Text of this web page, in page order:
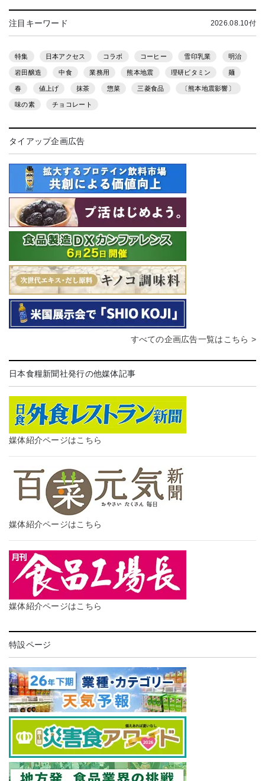
注目キーワード 2026.08.10付
特集 日本アクセス コラボ コーヒー 雪印乳業 明治
岩田醸造 中食 業務用 熊本地震 理研ビタミン 麺
春 値上げ 抹茶 惣菜 三菱食品 〔熊本地震影響〕
味の素 チョコレート
タイアップ企画広告
すべての企画広告一覧はこちら >
日本食糧新聞社発行の他媒体記事
媒体紹介ページはこちら
媒体紹介ページはこちら
媒体紹介ページはこちら
特設ページ